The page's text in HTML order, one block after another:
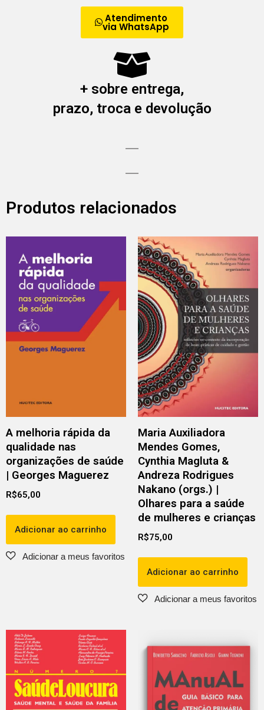
Atendimento
via WhatsApp
+ sobre entrega,
prazo, troca e devolução
Produtos relacionados
A melhoria rápida da
qualidade nas
organizações de saúde
| Georges Maguerez
R$65,00
Adicionar ao carrinho
Maria Auxiliadora
Mendes Gomes,
Cynthia Magluta &
Andreza Rodrigues
Nakano (orgs.) |
Olhares para a saúde
de mulheres e crianças
R$75,00
Adicionar ao carrinho